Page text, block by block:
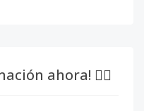
ahora! 👇🏽